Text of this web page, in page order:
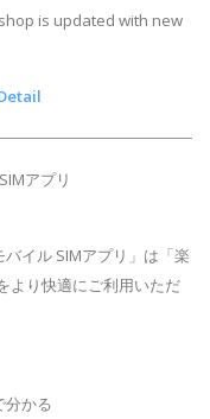
is updated with new
イル SIMアプリ
バイル SIMアプリ」は「楽
より快適にご利用いただ
かる